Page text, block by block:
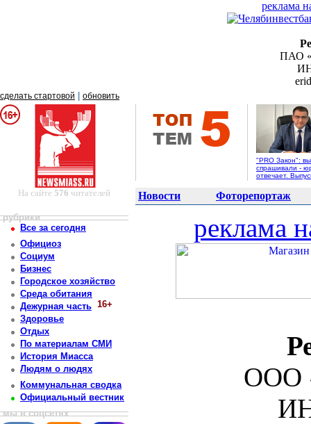
реклама
ПАО
сделать стартовой обновить
"PRO Закон": вы
спрашивали -
отвечает.
На сайте 576 читателей Новости Фоторепортаж
рубрики
Все за сегодня
Официоз
Социум
Бизнес
Городское хозяйство
Среда обитания
Дежурная часть 16+
Здоровье
Отдых
По материалам СМИ
История Миасса
Людям о людях
Коммунальная сводка
Официальный вестник
мы в соцсетях
реклама
ООО